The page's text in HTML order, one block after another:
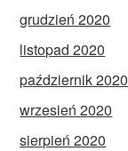
grudzień 2020
listopad 2020
październik 2020
wrzesień 2020
sierpień 2020